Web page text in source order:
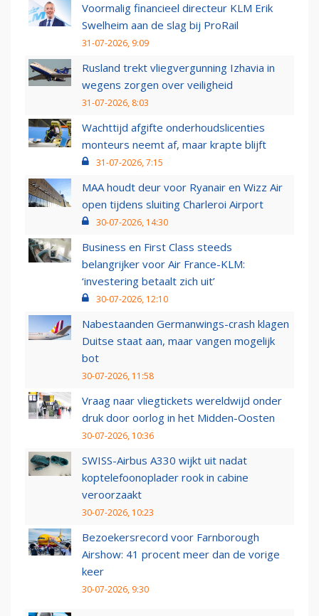
Voormalig financieel directeur KLM Erik
Swelheim aan de slag bij ProRail
31-07-2026, 9:09
Rusland trekt vliegvergunning Izhavia in
wegens zorgen over veiligheid
31-07-2026, 8:03
Wachttijd afgifte onderhoudslicenties
monteurs neemt af, maar krapte blijft
31-07-2026, 7:15
MAA houdt deur voor Ryanair en Wizz Air
open tijdens sluiting Charleroi Airport
30-07-2026, 14:30
Business en First Class steeds
belangrijker voor Air France-KLM:
‘investering betaalt zich uit’
30-07-2026, 12:10
Nabestaanden Germanwings-crash klagen
Duitse staat aan, maar vangen mogelijk
bot
30-07-2026, 11:58
Vraag naar vliegtickets wereldwijd onder
druk door oorlog in het Midden-Oosten
30-07-2026, 10:36
SWISS-Airbus A330 wijkt uit nadat
koptelefoonoplader rook in cabine
veroorzaakt
30-07-2026, 10:23
Bezoekersrecord voor Farnborough
Airshow: 41 procent meer dan de vorige
keer
30-07-2026, 9:30